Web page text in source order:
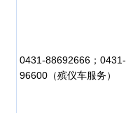
0431-88692666；0431-
96600（殡仪车服务）